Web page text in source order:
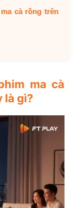
cà rồng trên
ma cà
là gì?